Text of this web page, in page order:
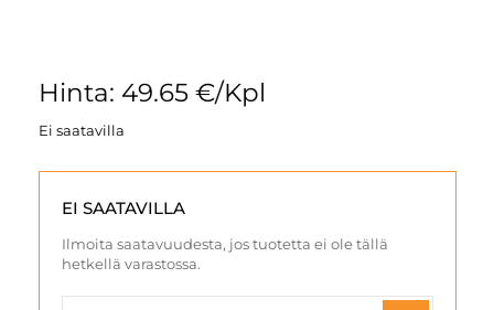
Hinta: 49.65 €/Kpl
Ei saatavilla
EI SAATAVILLA
Ilmoita saatavuudesta, jos tuotetta ei ole tällä
hetkellä varastossa.